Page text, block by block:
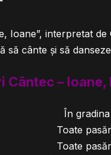
Ioane”, interpretat
să cânte și să
Cântec –
În
Toate
Toate